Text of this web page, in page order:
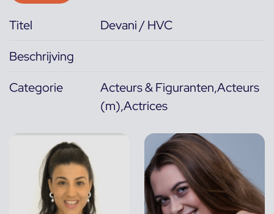
Titel
Devani / HVC
Beschrijving
Categorie
Acteurs & Figuranten,Acteurs
(m),Actrices